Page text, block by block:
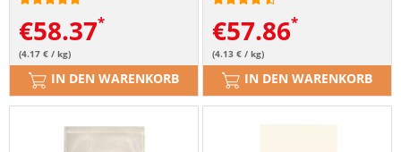
€58.37
(4.17 € / kg)
IN DEN WARENKORB
€57.86
(4.13 € / kg)
IN DEN WARENKORB